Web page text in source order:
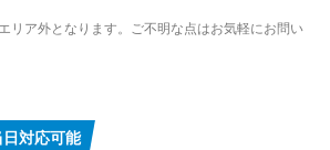
リア外となります。ご不明な点はお気軽にお問い
日対応可能